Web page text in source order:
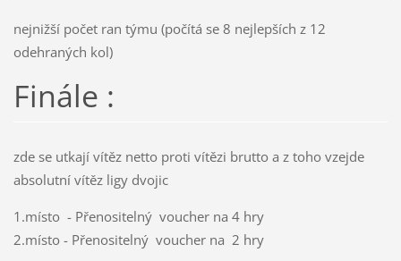
nejnižší počet ran týmu (počítá se 8 nejlepších z 12
odehraných kol)
Finále :
zde se utkají vítěz netto proti vítězi brutto a z toho vzejde
absolutní vítěz ligy dvojic
1.místo - Přenositelný voucher na 4 hry
2.místo - Přenositelný voucher na 2 hry